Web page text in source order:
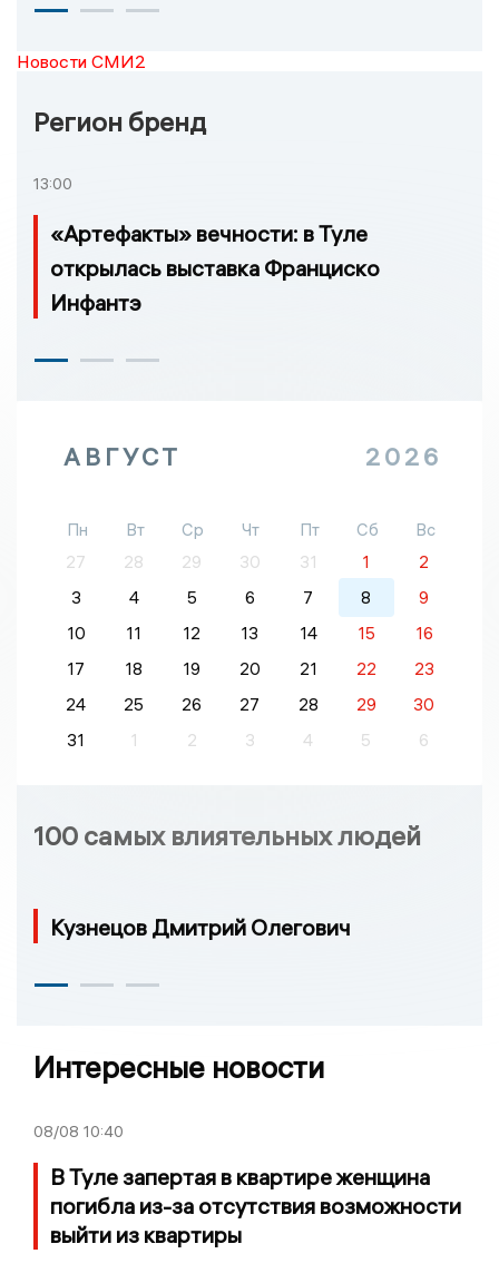
Новости СМИ2
Регион бренд
13:00
«Артефакты» вечности: в Туле
открылась выставка Франциско
Инфантэ
АВГУСТ 2026
Пн Вт Ср Чт Пт Сб
Вс
27
28 29 30 31 1
2
3
4 5 6 7 8
9
10
11 12 13 14 15
16
17
18 19 20 21 22
23
24
25 26 27 28 29
30
31
1 2 3 4 5 6
100 самых влиятельных людей
Кузнецов Дмитрий Олегович
Интересные новости
08/08 10:40
В Туле запертая в квартире женщина
погибла из-за отсутствия возможности
выйти из квартиры